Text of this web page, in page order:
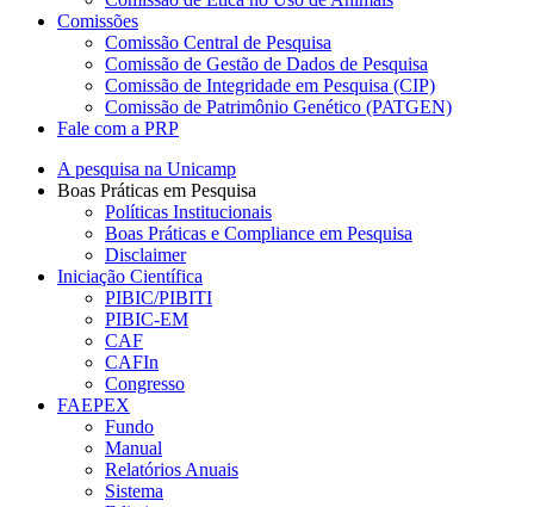
Comissões
Comissão Central de Pesquisa
Comissão de Gestão de Dados de Pesquisa
Comissão de Integridade em Pesquisa (CIP)
Comissão de Patrimônio Genético (PATGEN)
Fale com a PRP
A pesquisa na Unicamp
Boas Práticas em Pesquisa
Políticas Institucionais
Boas Práticas e Compliance em Pesquisa
Disclaimer
Iniciação Científica
PIBIC/PIBITI
PIBIC-EM
CAF
CAFIn
Congresso
FAEPEX
Fundo
Manual
Relatórios Anuais
Sistema